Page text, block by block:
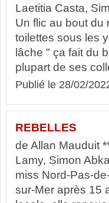
Laetitia Casta,
Un flic au bout du
toilettes sous les
lâche " ça fait du
plupart de ses
Publié le 28/02/
REBELLES
de Allan Mauduit
Lamy, Simon
miss Nord-Pas-
sur-Mer après 15